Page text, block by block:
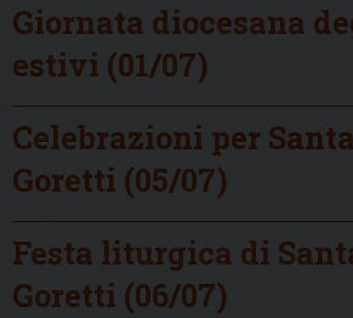
Giornata diocesana
estivi (01/07)
Celebrazioni per
Goretti (05/07)
Festa liturgica di
Goretti (06/07)